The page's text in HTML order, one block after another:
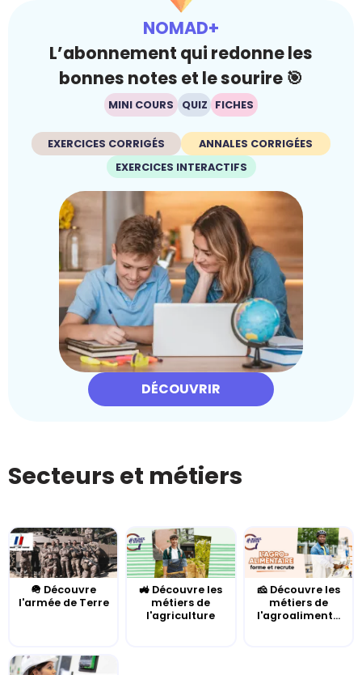
NOMAD+
L’abonnement qui redonne les
bonnes notes et le sourire 🎯
MINI COURS QUIZ FICHES
EXERCICES CORRIGÉS
ANNALES CORRIGÉES
EXERCICES INTERACTIFS
DÉCOUVRIR
Secteurs et métiers
🪖 Découvre
l'armée de Terre
🚜 Découvre les
métiers de
l'agriculture
🧀 Découvre les
métiers de
l'agroaliment...